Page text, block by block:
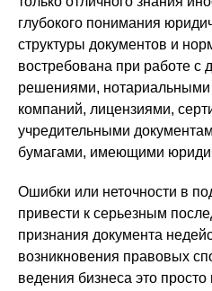
глубокого понимания
структуры документов и
востребована при работе с
решениями, нотариальными
компаний, лицензиями,
учредительными
бумагами, имеющими
Ошибки или неточности в
привести к серьезным
признания документа
возникновения правовых
ведения бизнеса это